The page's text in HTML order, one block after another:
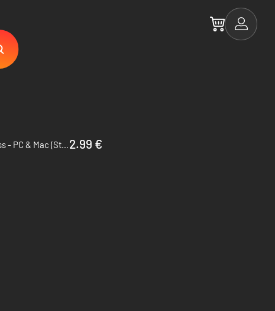
The Escapists 2 Season Pass - PC & Mac (Steam)2.99 €